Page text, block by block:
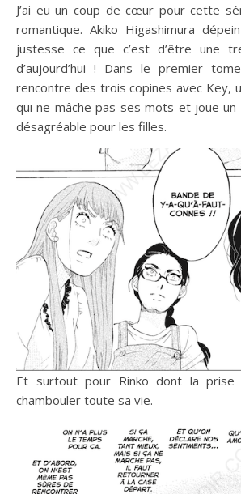
J’ai eu un coup de cœur pour cette
romantique. Akiko Higashimura
justesse ce que c’est d’être une
d’aujourd’hui ! Dans le premier
rencontre des trois copines avec Key,
qui ne mâche pas ses mots et joue
désagréable pour les filles.
Et surtout pour Rinko dont la prise
chambouler toute sa vie.